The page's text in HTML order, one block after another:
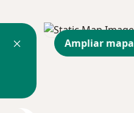
Ampliar mapa